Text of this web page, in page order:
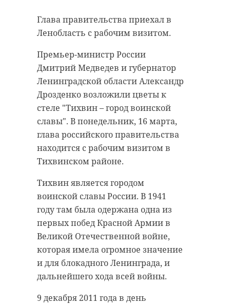
Глава правительства приехал в
Ленобласть с рабочим визитом.
Премьер-министр России
Дмитрий Медведев и губернатор
Ленинградской области Александр
Дрозденко возложили цветы к
стеле "Тихвин – город воинской
славы". В понедельник, 16 марта,
глава российского правительства
находится с рабочим визитом в
Тихвинском районе.
Тихвин является городом
воинской славы России. В 1941
году там была одержана одна из
первых побед Красной Армии в
Великой Отечественной войне,
которая имела огромное значение
и для блокадного Ленинграда, и
дальнейшего хода всей войны.
9 декабря 2011 года в день
века
18 августа 2020, 16:53
Подписывайтесь на нас в
Сейчас расчищают рамы, снимают
старый слой краски.
Реставрируют уникальные
витражи в морском стиле.
Впереди шпаклевка дома,
утепление пенькой,
антибиологическая и
противопожарная обработка.
гатчинский район
добровольцы
об истории города
11 февраля 2020, 14:59
Подписывайтесь на нас в
Руслан Семенченко мечтает,
чтобы историки-профессионалы
больше узнали о жизни Анны. В
этом году бельгийские архивы
рассекретят документы 100-
летней давности и, может тогда,
удастся узнать, какой была жизнь
Анны Беквор и других бельгийцев